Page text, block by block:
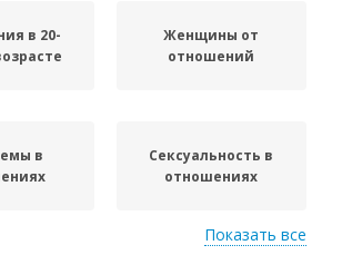
в 20-
Женщины от
отношений
в
Сексуальность в
отношениях
Показать все